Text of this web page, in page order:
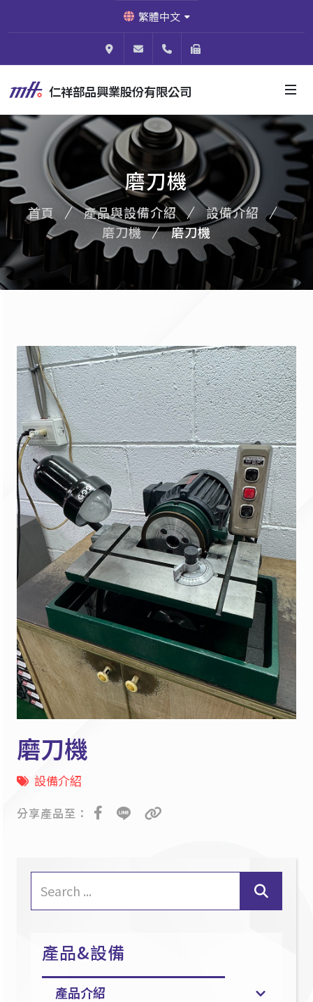
繁體中文
824003高雄市燕巢區安林四街64號
shou@micro-f.com.tw
886-7-614-0788
仁祥部品興業股份有限公司
磨刀機
首頁 產品與設備介紹
設備介紹
磨刀機
磨刀機
產品&設備
產品介紹
磨刀機
設備介紹
分享產品至：